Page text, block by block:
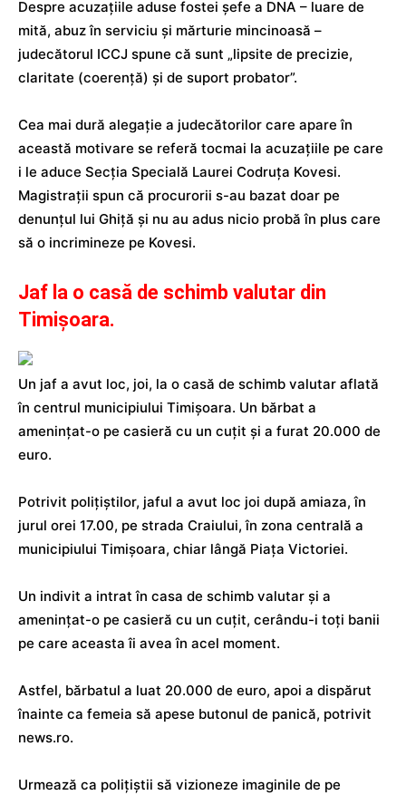
Despre acuzațiile aduse fostei șefe a DNA – luare de
mită, abuz în serviciu și mărturie mincinoasă –
judecătorul ICCJ spune că sunt „lipsite de precizie,
claritate (coerență) și de suport probator”.
Cea mai dură alegație a judecătorilor care apare în
această motivare se referă tocmai la acuzațiile pe care
i le aduce Secția Specială Laurei Codruța Kovesi.
Magistrații spun că procurorii s-au bazat doar pe
denunțul lui Ghiță și nu au adus nicio probă în plus care
să o incrimineze pe Kovesi.
Jaf la o casă de schimb valutar din
Timişoara.
Un jaf a avut loc, joi, la o casă de schimb valutar aflată
în centrul municipiului Timişoara. Un bărbat a
ameninţat-o pe casieră cu un cuţit şi a furat 20.000 de
euro.
Potrivit poliţiştilor, jaful a avut loc joi după amiaza, în
jurul orei 17.00, pe strada Craiului, în zona centrală a
municipiului Timişoara, chiar lângă Piaţa Victoriei.
Un indivit a intrat în casa de schimb valutar şi a
ameninţat-o pe casieră cu un cuţit, cerându-i toţi banii
pe care aceasta îi avea în acel moment.
Astfel, bărbatul a luat 20.000 de euro, apoi a dispărut
înainte ca femeia să apese butonul de panică, potrivit
news.ro.
Urmează ca poliţiştii să vizioneze imaginile de pe